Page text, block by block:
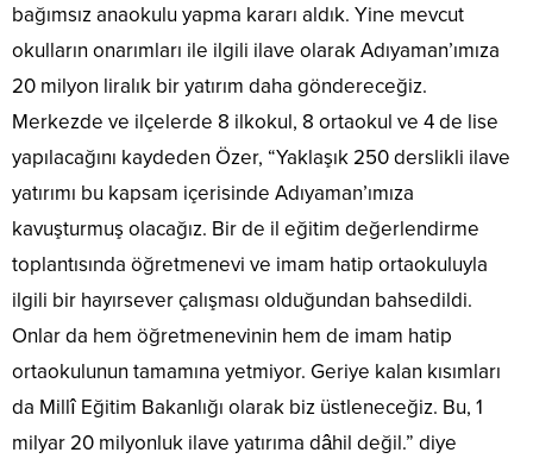
bağımsız anaokulu yapma kararı aldık. Yine mevcut
okulların onarımları ile ilgili ilave olarak Adıyaman’ımıza
20 milyon liralık bir yatırım daha göndereceğiz.
Merkezde ve ilçelerde 8 ilkokul, 8 ortaokul ve 4 de lise
yapılacağını kaydeden Özer, “Yaklaşık 250 derslikli ilave
yatırımı bu kapsam içerisinde Adıyaman’ımıza
kavuşturmuş olacağız. Bir de il eğitim değerlendirme
toplantısında öğretmenevi ve imam hatip ortaokuluyla
ilgili bir hayırsever çalışması olduğundan bahsedildi.
Onlar da hem öğretmenevinin hem de imam hatip
ortaokulunun tamamına yetmiyor. Geriye kalan kısımları
da Millî Eğitim Bakanlığı olarak biz üstleneceğiz. Bu, 1
milyar 20 milyonluk ilave yatırıma dâhil değil.” diye